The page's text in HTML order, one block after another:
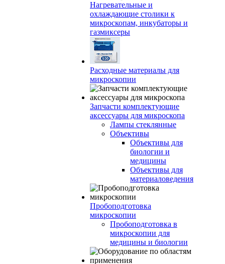
Нагревательные и
охлаждающие столики к
микроскопам, инкубаторы и
газмиксеры
Расходные материалы для
микроскопии
Запчасти комплектующие
аксессуары для микроскопа
Лампы стеклянные
Объективы
Объективы для
биологии и
медицины
Объективы для
материаловедения
Пробоподготовка
микроскопии
Пробоподготовка в
микроскопии для
медицины и биологии